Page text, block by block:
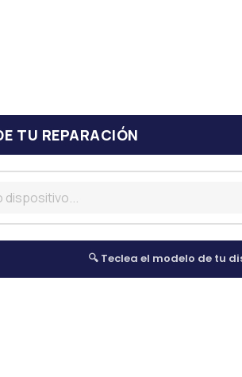
TU REPARACIÓN
🔍 Teclea el modelo de tu